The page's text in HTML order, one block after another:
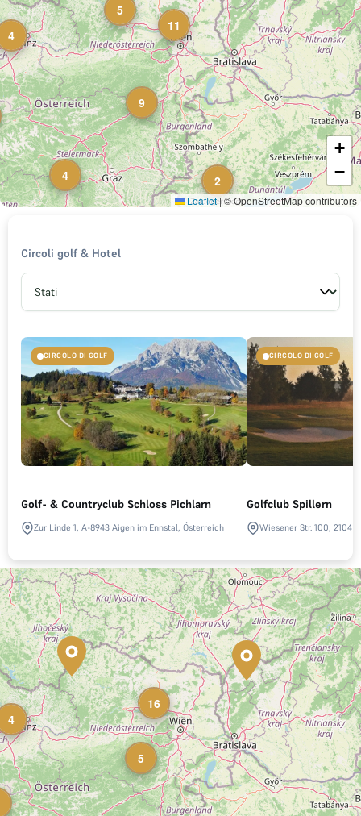
2
4
5
11
9
4
+
−
Leaflet|© OpenStreetMap contributors
4
5
16
Circoli golf & Hotel
CIRCOLO DI GOLF
Golf- & Countryclub Schloss Pichlarn
Zur Linde 1, A-8943 Aigen im Ennstal, Österreich
CIRCOLO DI GOLF
Golfclub Spillern
Wiesener Str. 100, 2104